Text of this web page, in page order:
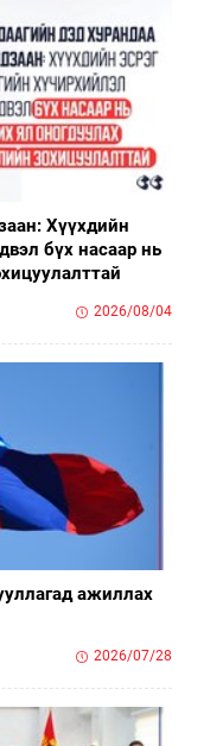
Хүүхдийн
бүх насаар нь
2026/08/04
ажиллах
2026/07/28